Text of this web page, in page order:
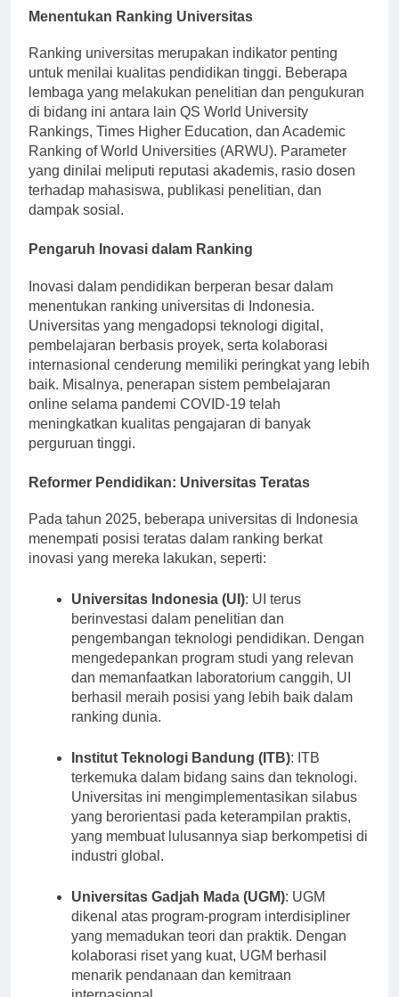
Menentukan Ranking Universitas
Ranking universitas merupakan indikator penting
untuk menilai kualitas pendidikan tinggi. Beberapa
lembaga yang melakukan penelitian dan pengukuran
di bidang ini antara lain QS World University
Rankings, Times Higher Education, dan Academic
Ranking of World Universities (ARWU). Parameter
yang dinilai meliputi reputasi akademis, rasio dosen
terhadap mahasiswa, publikasi penelitian, dan
dampak sosial.
Pengaruh Inovasi dalam Ranking
Inovasi dalam pendidikan berperan besar dalam
menentukan ranking universitas di Indonesia.
Universitas yang mengadopsi teknologi digital,
pembelajaran berbasis proyek, serta kolaborasi
internasional cenderung memiliki peringkat yang lebih
baik. Misalnya, penerapan sistem pembelajaran
online selama pandemi COVID-19 telah
meningkatkan kualitas pengajaran di banyak
perguruan tinggi.
Reformer Pendidikan: Universitas Teratas
Pada tahun 2025, beberapa universitas di Indonesia
menempati posisi teratas dalam ranking berkat
inovasi yang mereka lakukan, seperti:
Universitas Indonesia (UI): UI terus
berinvestasi dalam penelitian dan
pengembangan teknologi pendidikan. Dengan
mengedepankan program studi yang relevan
dan memanfaatkan laboratorium canggih, UI
berhasil meraih posisi yang lebih baik dalam
ranking dunia.
Institut Teknologi Bandung (ITB): ITB
terkemuka dalam bidang sains dan teknologi.
Universitas ini mengimplementasikan silabus
yang berorientasi pada keterampilan praktis,
yang membuat lulusannya siap berkompetisi di
industri global.
Universitas Gadjah Mada (UGM): UGM
dikenal atas program-program interdisipliner
yang memadukan teori dan praktik. Dengan
kolaborasi riset yang kuat, UGM berhasil
menarik pendanaan dan kemitraan